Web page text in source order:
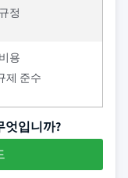
정
용
제 준수
엇입니까?